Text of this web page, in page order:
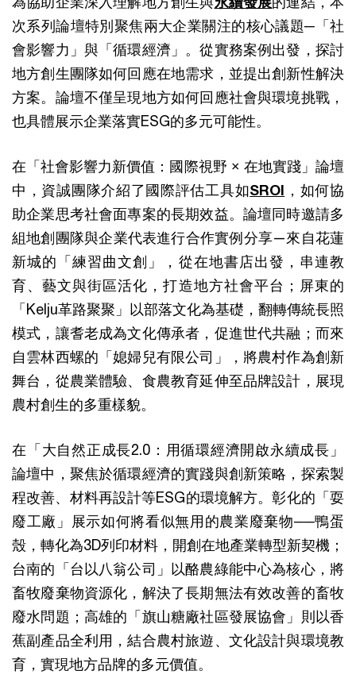
次系列論壇特別聚焦兩大企業關注的核心議題─「社
會影響力」與「循環經濟」。從實務案例出發，探討
地方創生團隊如何回應在地需求，並提出創新性解決
方案。論壇不僅呈現地方如何回應社會與環境挑戰，
也具體展示企業落實ESG的多元可能性。
在「社會影響力新價值：國際視野 × 在地實踐」論壇
中，資誠團隊介紹了國際評估工具如SROI ，如何協
助企業思考社會面專案的長期效益。論壇同時邀請多
組地創團隊與企業代表進行合作實例分享—來自花蓮
新城的「練習曲文創」，從在地書店出發，串連教
育、藝文與街區活化，打造地方社會平台；屏東的
「Kelju革路聚聚」以部落文化為基礎，翻轉傳統長照
模式，讓耆老成為文化傳承者，促進世代共融；而來
自雲林西螺的「媳婦兒有限公司」，將農村作為創新
舞台，從農業體驗、食農教育延伸至品牌設計，展現
農村創生的多重樣貌。
在「大自然正成長2.0：用循環經濟開啟永續成長」
論壇中，聚焦於循環經濟的實踐與創新策略，探索製
程改善、材料再設計等ESG的環境解方。彰化的「耍
廢工廠」展示如何將看似無用的農業廢棄物──鴨蛋
殼，轉化為3D列印材料，開創在地產業轉型新契機；
台南的「台以八翁公司」以酪農綠能中心為核心，將
畜牧廢棄物資源化，解決了長期無法有效改善的畜牧
廢水問題；高雄的「旗山糖廠社區發展協會」則以香
蕉副產品全利用，結合農村旅遊、文化設計與環境教
育，實現地方品牌的多元價值。